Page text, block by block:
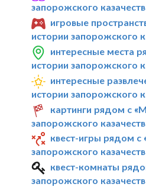
запорожского
игровые
истории запорожского
интересные места
истории запорожского
интересные
истории запорожского
картинги рядом с
запорожского
квест-игры рядом с
запорожского
квест-комнаты
запорожского